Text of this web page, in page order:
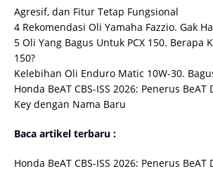
Agresif, dan Fitur Tetap Fungsional
4 Rekomendasi Oli Yamaha Fazzio. Gak
5 Oli Yang Bagus Untuk PCX 150. Berapa
150?
Kelebihan Oli Enduro Matic 10W-30.
Honda BeAT CBS-ISS 2026: Penerus
Key dengan Nama Baru
Baca artikel terbaru :
Honda BeAT CBS-ISS 2026: Penerus